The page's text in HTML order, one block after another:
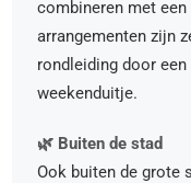
combineren met
arrangementen zijn
rondleiding door
weekenduitje.
🌿 Buiten de stad
Ook buiten de grote